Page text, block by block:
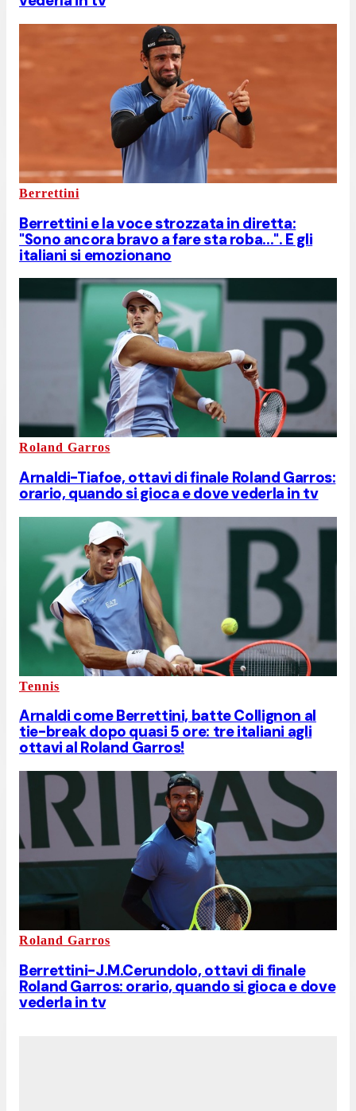
Berrettini
Berrettini e la voce strozzata in diretta:
"Sono ancora bravo a fare sta roba...". E gli
italiani si emozionano
Roland Garros
Arnaldi-Tiafoe, ottavi di finale Roland Garros:
orario, quando si gioca e dove vederla in tv
Tennis
Arnaldi come Berrettini, batte Collignon al
tie-break dopo quasi 5 ore: tre italiani agli
ottavi al Roland Garros!
Roland Garros
Berrettini-J.M.Cerundolo, ottavi di finale
Roland Garros: orario, quando si gioca e dove
vederla in tv